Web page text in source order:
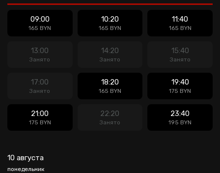
09:00
165 BYN
10:20
165 BYN
11:40
165 BYN
13:00
Занято
14:20
Занято
15:40
Занято
17:00
Занято
18:20
165 BYN
19:40
175 BYN
21:00
175 BYN
22:20
Занято
23:40
195 BYN
10 августа
понедельник